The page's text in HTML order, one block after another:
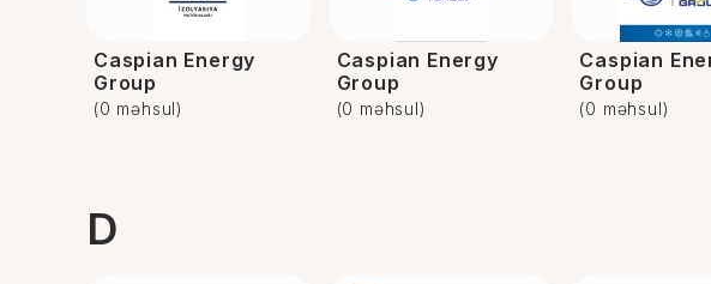
Caspian Energy
Group
(0 məhsul)
Caspian Energy
Group
(0 məhsul)
Caspian
Group
(0 məhsul)
D